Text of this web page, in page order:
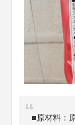
■原材料：